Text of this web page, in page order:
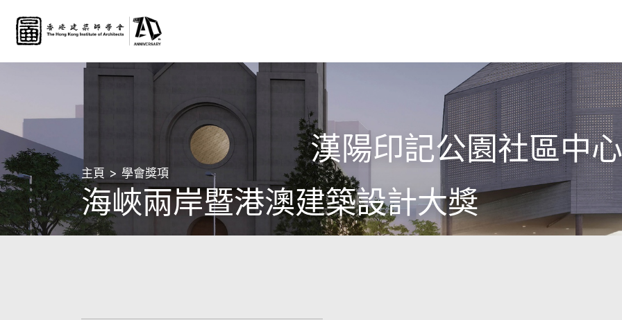
漢陽印記公園社區中心
主頁 學會獎項
海峽兩岸暨港澳建築設計大獎